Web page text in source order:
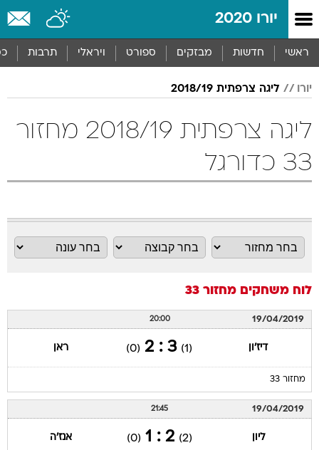
יורו 2020
ראשי חדשות מבזקים ספורט ויראלי תרבות
יורו ליגה צרפתית 2018/19
ליגה צרפתית 2018/19 מחזור
33 כדורגל
לוח משחקים מחזור 33
19/04/2019
20:00
דיז'ון (1)
3 : 2
(0) ראן
מחזור 33
19/04/2019
21:45
ליון (2)
2 : 1
(0) אנז'ה